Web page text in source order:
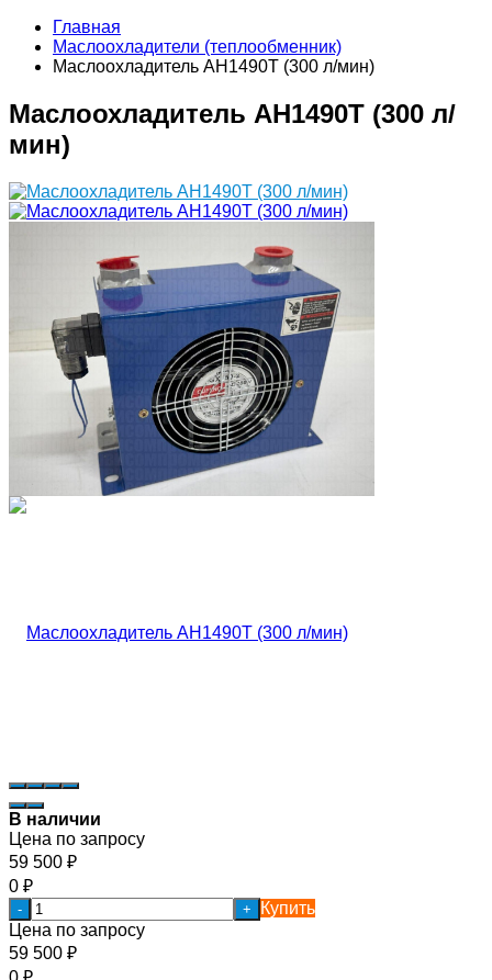
Главная
Маслоохладители (теплообменник)
Маслоохладитель AH1490Т (300 л/мин)
Маслоохладитель AH1490Т (300 л/
мин)
В наличии
Цена по запросу
59 500 ₽
0 ₽
- +
Купить
Цена по запросу
59 500 ₽